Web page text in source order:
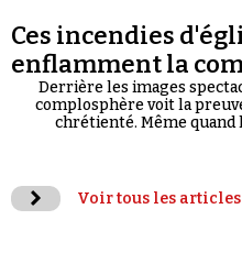
Ces incendies
enflamment la
Derrière les images
complosphère voit la
chrétienté. Même quand
Voir tous les